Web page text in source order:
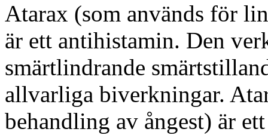
Atarax (som används för
är ett antihistamin. Den
smärtlindrande
allvarliga biverkningar.
behandling av ångest) är